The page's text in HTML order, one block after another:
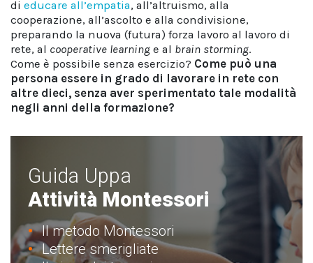
di educare all’empatia, all’altruismo, alla
cooperazione, all’ascolto e alla condivisione,
preparando la nuova (futura) forza lavoro al lavoro di
rete, al cooperative learning e al brain storming.
Come è possibile senza esercizio? Come può una
persona essere in grado di lavorare in rete con
altre dieci, senza aver sperimentato tale modalità
negli anni della formazione?
Guida Uppa
Attività Montessori
Il metodo Montessori
Lettere smerigliate